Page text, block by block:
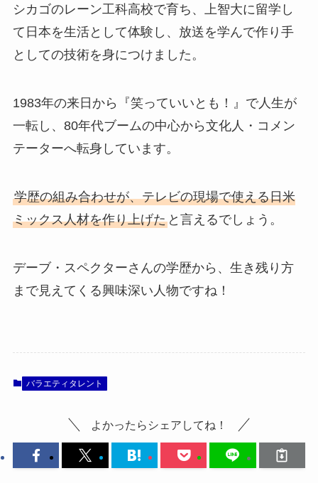
シカゴのレーン工科高校で育ち、上智大に留学し
て日本を生活として体験し、放送を学んで作り手
としての技術を身につけました。
1983年の来日から『笑っていいとも！』で人生が
一転し、80年代ブームの中心から文化人・コメン
テーターへ転身しています。
学歴の組み合わせが、テレビの現場で使える日米
ミックス人材を作り上げたと言えるでしょう。
デーブ・スペクターさんの学歴から、生き残り方
まで見えてくる興味深い人物ですね！
バラエティタレント
よかったらシェアしてね！